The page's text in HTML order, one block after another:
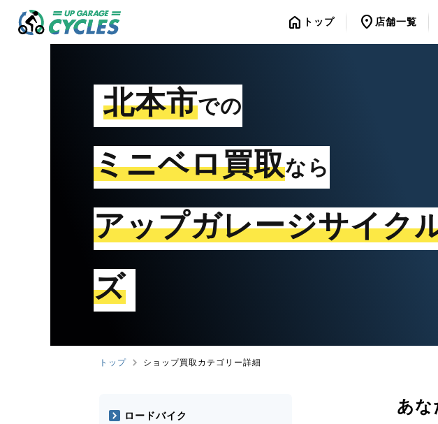
home トップ location_on 店舗一覧
北本市での
ミニベロ買取なら
アップガレージサイク
ズ
トップ ショップ買取カテゴリー詳細
あな
ロードバイク